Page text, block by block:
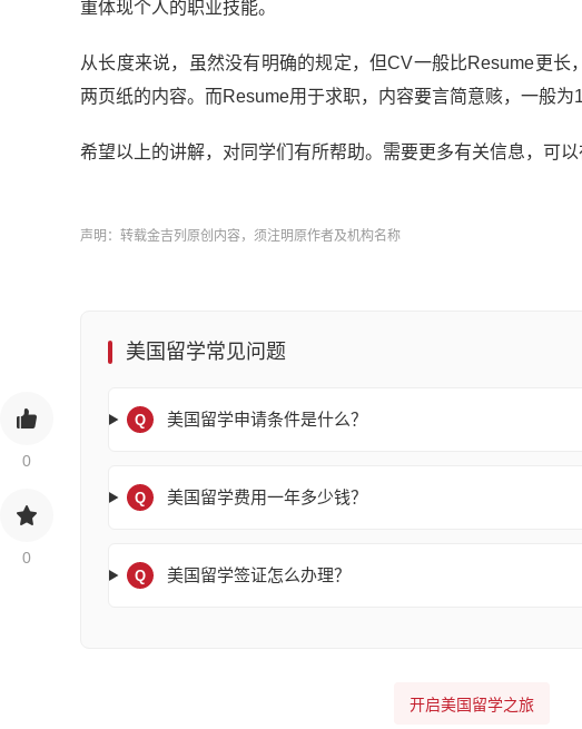
0
0
重体现个人的职业技能。
从长度来说，虽然没有明确的规定，但CV一般比Resume更
两页纸的内容。而Resume用于求职，内容要言简意赅，一般为
希望以上的讲解，对同学们有所帮助。需要更多有关信息，可
声明：转载金吉列原创内容，须注明原作者及机构名称
美国留学常见问题
Q 美国留学申请条件是什么？
Q 美国留学费用一年多少钱？
Q 美国留学签证怎么办理？
开启美国留学之旅